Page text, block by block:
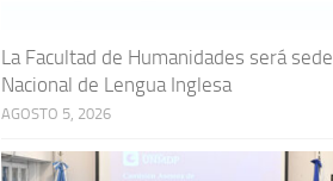
La Facultad de Humanidades será
Nacional de Lengua Inglesa
AGOSTO 5, 2026